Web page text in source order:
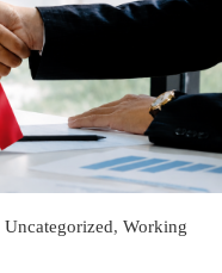
Uncategorized, Working